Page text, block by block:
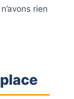
rien